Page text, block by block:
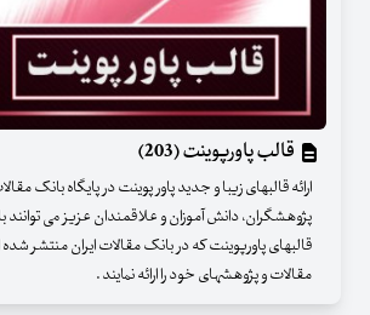
قالب پاورپوینت (203)
ارائه قالبهای زیبا و جدید پاور پوینت در پایگاه بانک
پژوهشگران، دانش آموزان و علاقمندان عزیز می توانند با
قالبهای پاورپوینت که در بانک مقالات ایران منتشر
مقالات و پژوهشهای خود را ارائه نمایند .